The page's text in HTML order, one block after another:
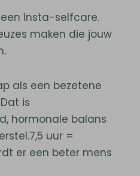
Insta-selfcare.
maken die jouw
als een bezetene
is
hormonale balans
uur =
er een beter mens